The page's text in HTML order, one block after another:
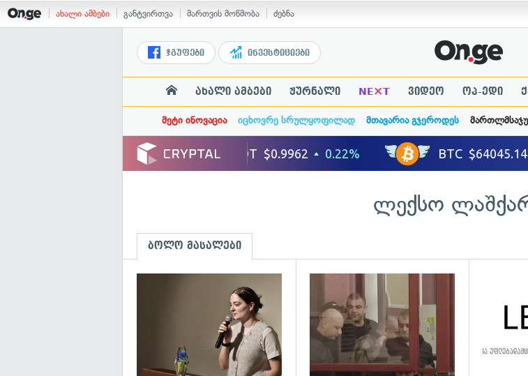
ახალი ამბები განტვირთვა მართვის მოწმობა ძებნა
ჯგუფები ინვესტიციები
ახალი ამბები ჟურნალი NE×T ვიდეო ოპ-ედი
მეტი ინოვაცია იცხოვრე სრულყოფილად მთავარია გჯეროდეს
ლექსო
ბოლო მასალები